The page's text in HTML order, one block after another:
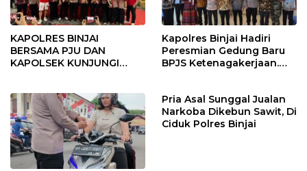
KAPOLRES BINJAI
BERSAMA PJU DAN
KAPOLSEK KUNJUNGI
Kapolres Binjai Hadiri
Peresmian Gedung Baru
BPJS Ketenagakerjaan.
Pria Asal Sunggal Jualan
Narkoba Dikebun Sawit, Di
Ciduk Polres Binjai